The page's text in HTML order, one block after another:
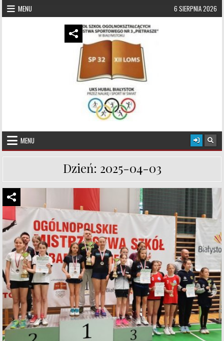
Skip to content
MENU 6 SIERPNIA 2026
UKS Hubal Białystok
MENU
Dzień: 2025-04-03